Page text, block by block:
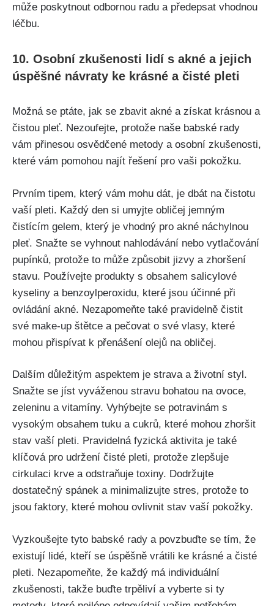
může poskytnout odbornou radu a předepsat vhodnou
léčbu.
10. Osobní zkušenosti lidí​ s akné a jejich
úspěšné návraty ke krásné a čisté ‌pleti
Možná⁤ se ptáte, jak se ⁣zbavit akné a získat krásnou a
čistou pleť. Nezoufejte, protože naše babské rady
vám přinesou osvědčené metody a‌ osobní zkušenosti,
které vám pomohou ⁣najít řešení pro vaši pokožku.
Prvním tipem, který vám mohu dát, je dbát na čistotu
vaší pleti. Každý den si umyjte⁣ obličej jemným
čistícím gelem, který je vhodný‌ pro akné náchylnou
pleť. Snažte se vyhnout nahlodávání nebo vytlačování
pupínků, protože to⁤ může způsobit jizvy a zhoršení
stavu. Používejte produkty s obsahem salicylové
kyseliny a benzoylperoxidu, které jsou ‌účinné při
ovládání akné. Nezapomeňte také pravidelně čistit
své make-up štětce a pečovat o své vlasy,⁤ které
mohou přispívat k přenášení olejů na obličej.
Dalším důležitým⁤ aspektem je strava a životní ​styl.
Snažte se jíst vyváženou stravu bohatou na ovoce,
zeleninu a vitamíny.​ Vyhýbejte‌ se potravinám s
vysokým obsahem⁤ tuku a cukrů, které mohou zhoršit
stav vaší pleti. Pravidelná fyzická aktivita je ⁢také
klíčová pro udržení čisté pleti, protože zlepšuje
cirkulaci krve a odstraňuje toxiny. Dodržujte
dostatečný spánek a minimalizujte stres, protože to
jsou faktory, ⁤které mohou ovlivnit stav vaší ‌pokožky.
Vyzkoušejte tyto babské rady a povzbuďte se tím, že
existují‍ lidé, kteří se úspěšně ‍vrátili ke krásné a čisté
pleti. Nezapomeňte, že každý má individuální
‍zkušenosti, takže buďte trpěliví a vyberte si ty